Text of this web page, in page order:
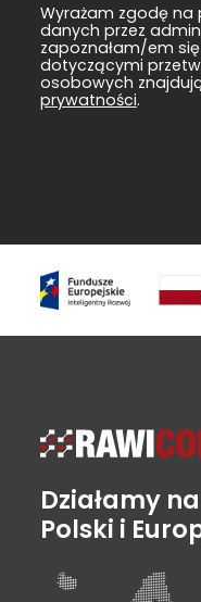
Działamy
Polski i
Wyrażam zgodę na
danych przez
zapoznałam/em
dotyczącymi
osobowych
prywatności.